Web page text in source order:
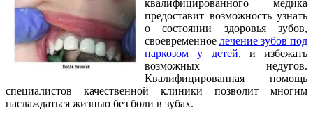
квалифицированного медика
предоставит возможность узнать
о состоянии здоровья зубов,
своевременное лечение зубов под
наркозом у детей, и избежать
возможных недугов.
Квалифицированная помощь
специалистов качественной клиники позволит многим
наслаждаться жизнью без боли в зубах.